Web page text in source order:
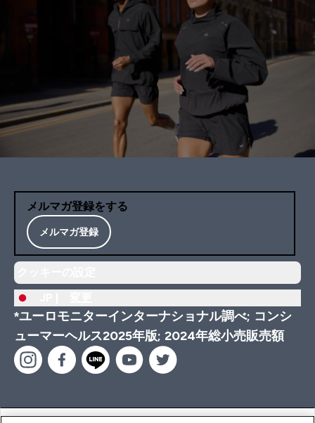
メルマガ登録をする
メルマガ登録
*ユーロモニターインターナショナル調べ; コンシ
ューマーヘルス2025年版; 2024年総小売販売額